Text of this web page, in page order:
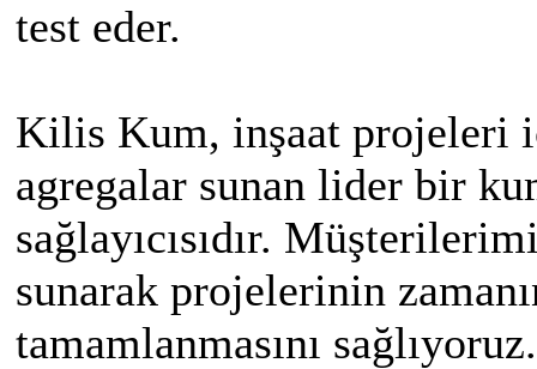
test eder.
Kilis Kum, inşaat projeleri
agregalar sunan lider bir
sağlayıcısıdır.
sunarak projelerinin
tamamlanmasını